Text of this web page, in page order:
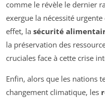
comme le révèle le dernier
exergue la nécessité
effet, la sécurité
la préservation des
cruciales face à cette crise
Enfin, alors que les nations
changement climatique, les